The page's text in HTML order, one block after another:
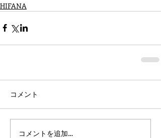
HIFANA
コメント
コメントを追加…